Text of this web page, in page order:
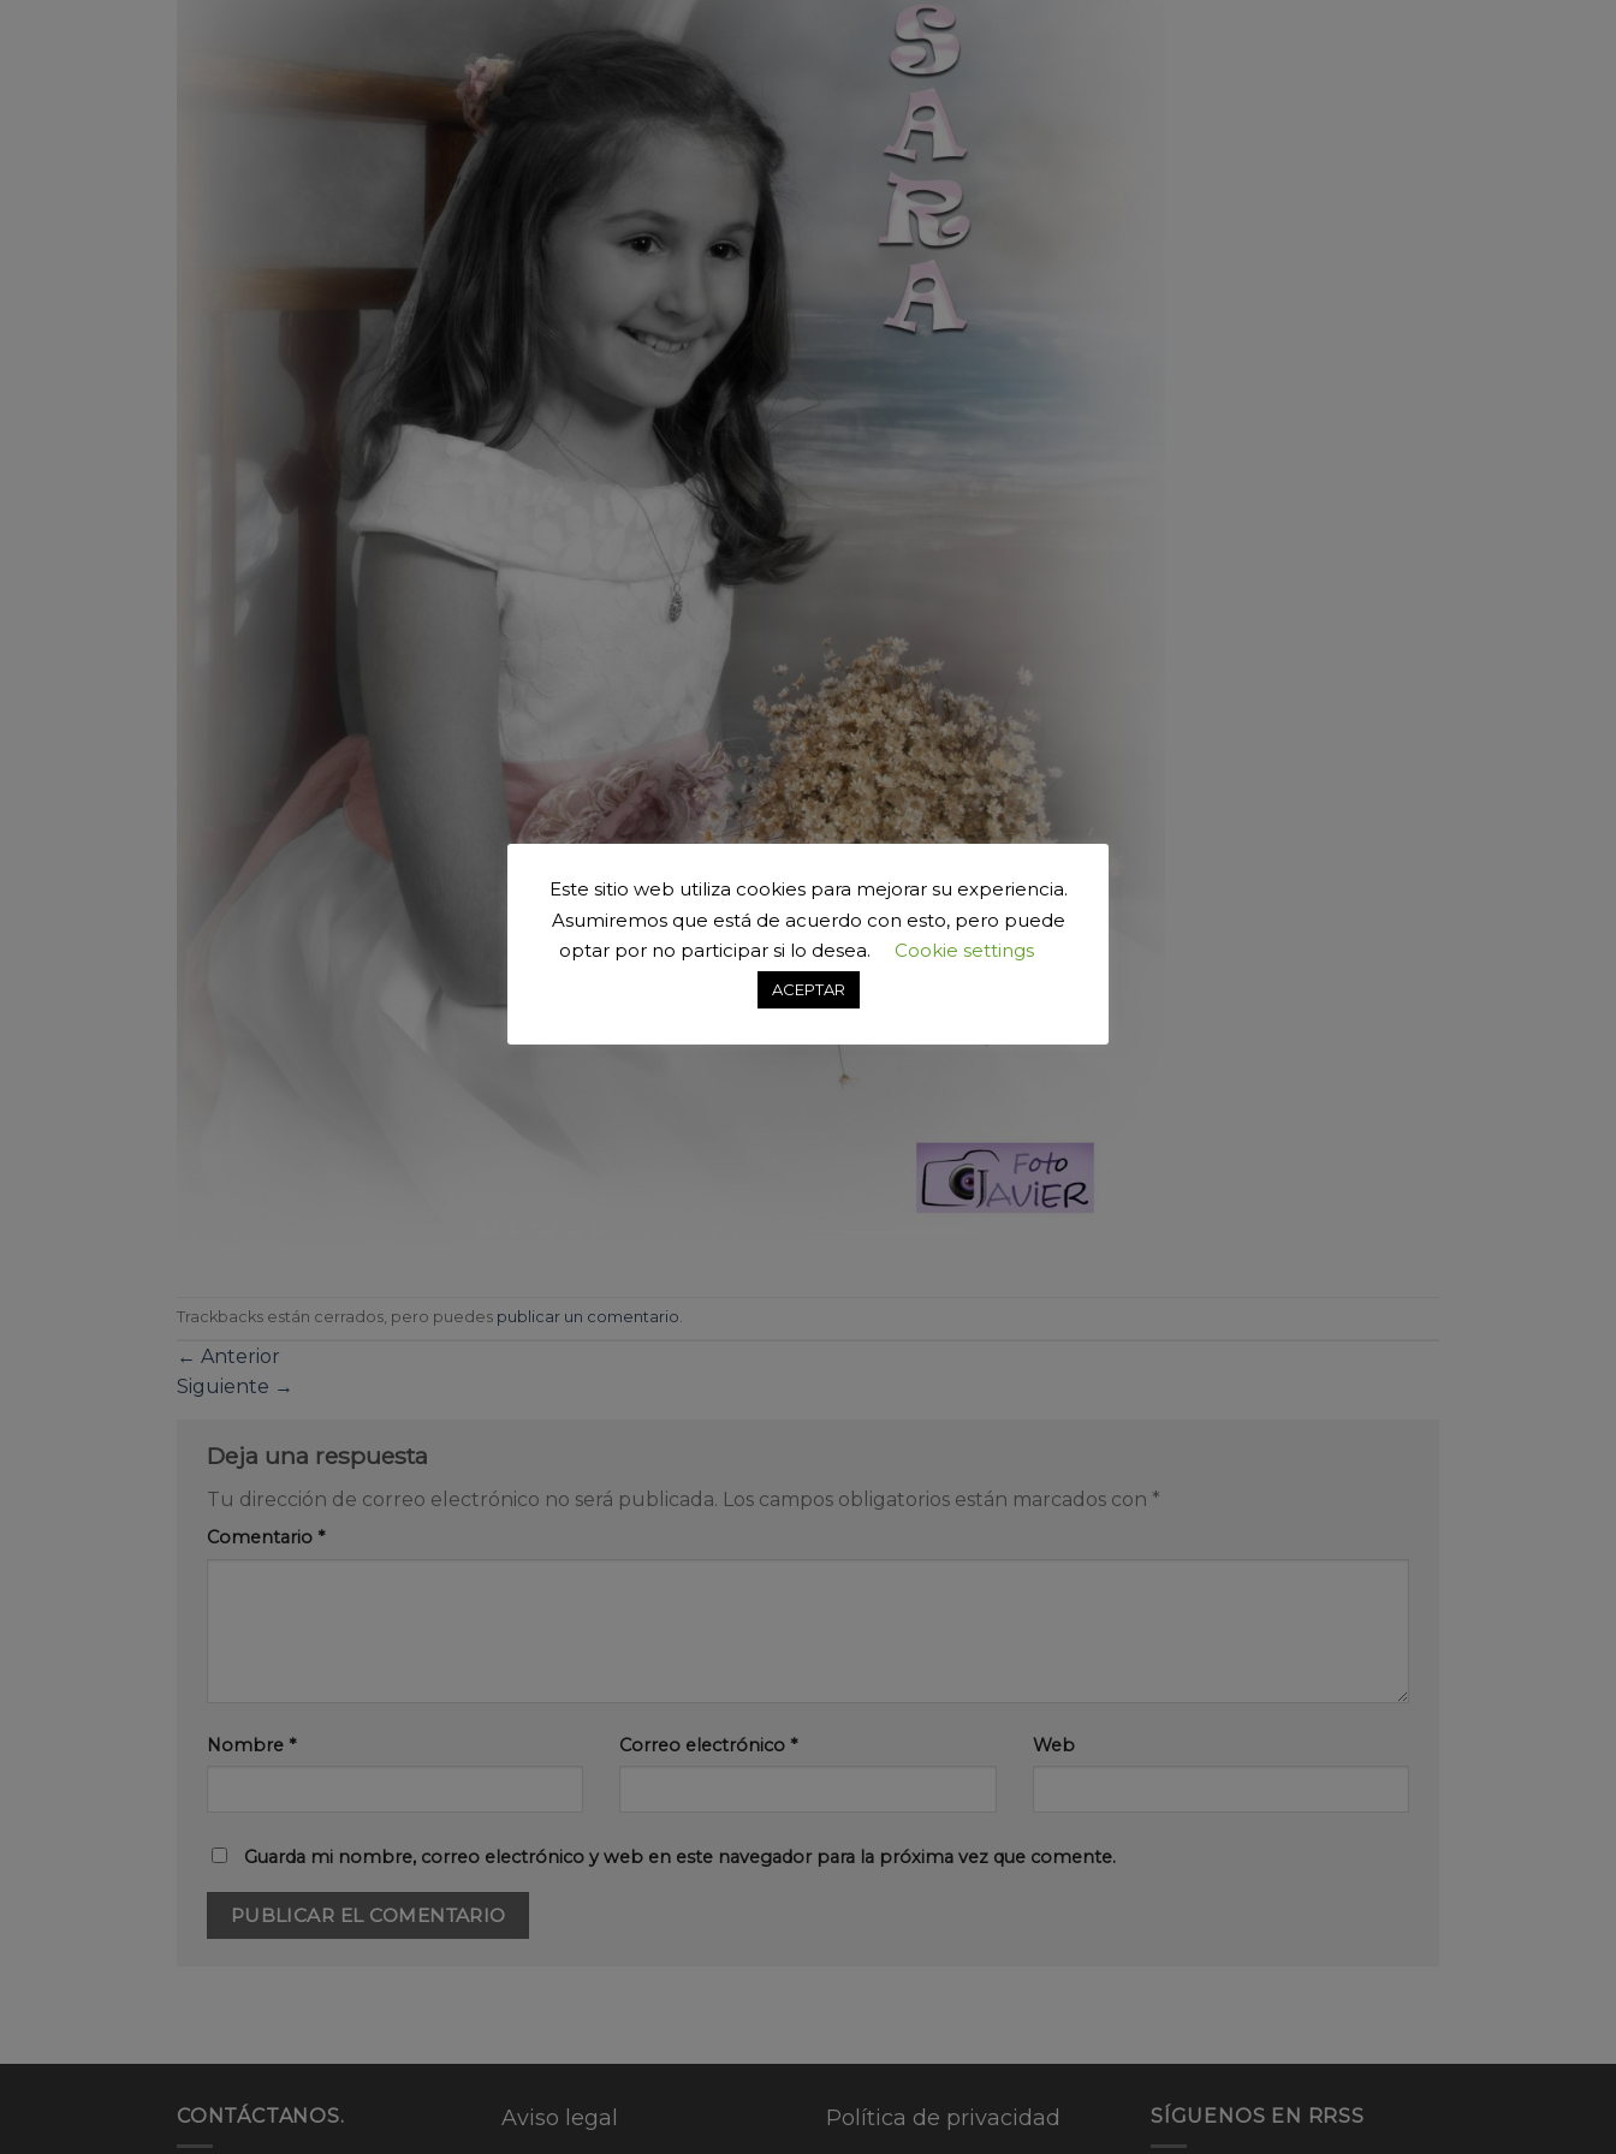
Trackbacks están cerrados, pero puedes publicar un comentario.
← Anterior
Siguiente →
Deja una respuesta
Tu dirección de correo electrónico no será publicada. Los campos obligatorios están marcados con *
Comentario *
Nombre * Correo electrónico * Web
Guarda mi nombre, correo electrónico y web en este navegador para la próxima vez que comente.
CONTÁCTANOS. Aviso legal Política de privacidad SÍGUENOS EN RRSS
Este sitio web utiliza cookies para mejorar su experiencia.
Asumiremos que está de acuerdo con esto, pero puede
optar por no participar si lo desea.
Cookie settings
ACEPTAR